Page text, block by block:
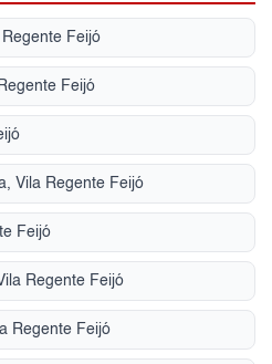
Regente Feijó
Feijó
Vila Regente Feijó
Feijó
Regente Feijó
Regente Feijó